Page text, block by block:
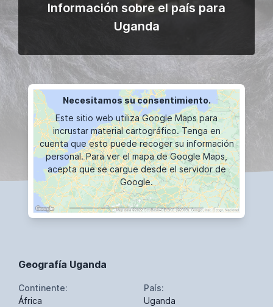
Información sobre el país para
Uganda
Necesitamos su consentimiento.
Este sitio web utiliza Google Maps para
incrustar material cartográfico. Tenga en
cuenta que esto puede recoger su información
personal. Para ver el mapa de Google Maps,
acepta que se cargue desde el servidor de
Google.
VISUALIZACIÓN DE MAPAS
Geografía Uganda
Continente:
África
País:
Uganda